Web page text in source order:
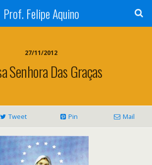
Prof. Felipe Aquino
27/11/2012
Senhora Das Graças
Tweet Pin Mail